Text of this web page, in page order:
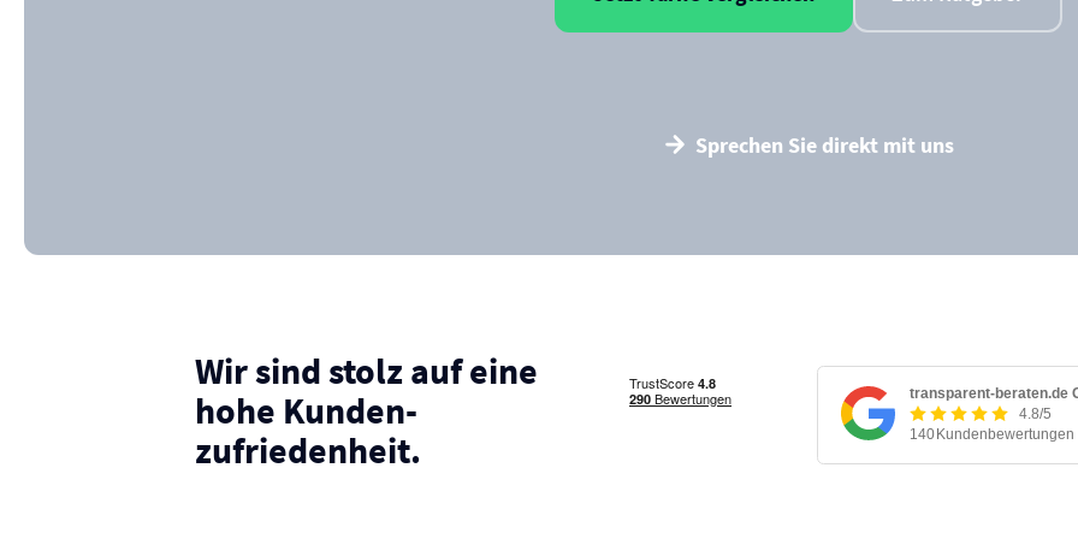
Sprechen Sie direkt mit uns
Wir sind stolz auf eine
hohe Kunden­
zufriedenheit.